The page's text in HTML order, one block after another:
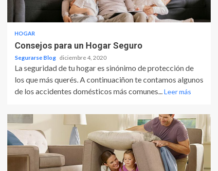
HOGAR
Consejos para un Hogar Seguro
Segurarse Blog diciembre 4, 2020
La seguridad de tu hogar es sinónimo de protección de
los que más querés. A continuaciñon te contamos algunos
de los accidentes domésticos más comunes...Leer más